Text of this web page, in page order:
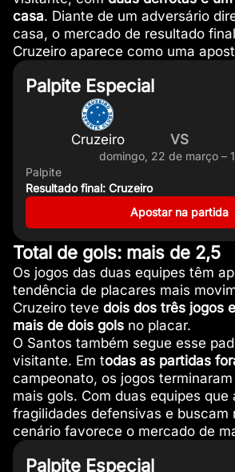
casa. Diante de um adversário
casa, o mercado de resultado
Cruzeiro aparece como uma
Palpite Especial
Cruzeiro VS
domingo, 22 de março –
Palpite
Resultado final: Cruzeiro
Apostar na partida
Total de gols: mais de 2,5
Os jogos das duas equipes têm
tendência de placares mais
Cruzeiro teve dois dos três jogos
mais de dois golsno placar.
O Santos também segue esse
visitante. Em todas as partidas
campeonato, os jogos
mais gols. Com duas equipes que
fragilidades defensivas e buscam
cenário favorece o mercado de
Palpite Especial